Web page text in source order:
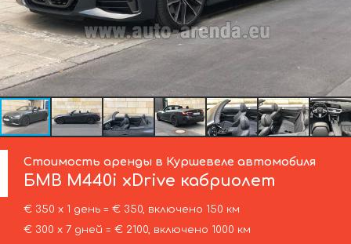
Стоимость аренды в Куршевеле автомобиля
БМВ M440i xDrive кабриолет
€ 350 х 1 день = € 350, включено 150 км
€ 300 х 7 дней = € 2100, включено 1000 км